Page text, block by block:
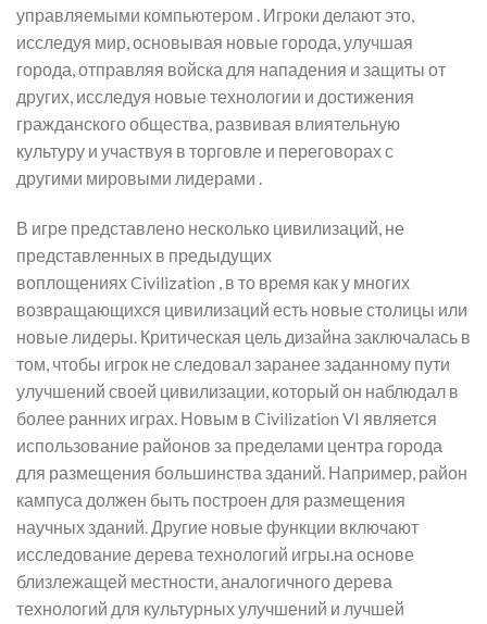
управляемыми компьютером . Игроки делают это,
исследуя мир, основывая новые города, улучшая
города, отправляя войска для нападения и защиты от
других, исследуя новые технологии и достижения
гражданского общества, развивая влиятельную
культуру и участвуя в торговле и переговорах с
другими мировыми лидерами .
В игре представлено несколько цивилизаций, не
представленных в предыдущих
воплощениях Civilization , в то время как у многих
возвращающихся цивилизаций есть новые столицы или
новые лидеры. Критическая цель дизайна заключалась в
том, чтобы игрок не следовал заранее заданному пути
улучшений своей цивилизации, который он наблюдал в
более ранних играх. Новым в Civilization VI является
использование районов за пределами центра города
для размещения большинства зданий. Например, район
кампуса должен быть построен для размещения
научных зданий. Другие новые функции включают
исследование дерева технологий игры.на основе
близлежащей местности, аналогичного дерева
технологий для культурных улучшений и лучшей